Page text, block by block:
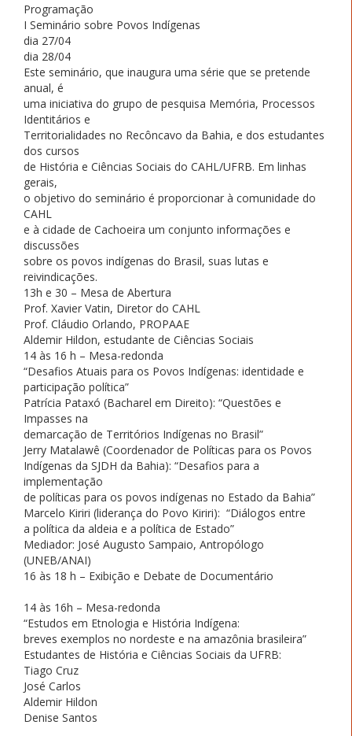
Programação
I Seminário sobre Povos Indígenas
dia 27/04
dia 28/04
Este seminário, que inaugura uma série que se pretende
anual, é
uma iniciativa do grupo de pesquisa Memória, Processos
Identitários e
Territorialidades no Recôncavo da Bahia, e dos estudantes
dos cursos
de História e Ciências Sociais do CAHL/UFRB. Em linhas
gerais,
o objetivo do seminário é proporcionar à comunidade do
CAHL
e à cidade de Cachoeira um conjunto informações e
discussões
sobre os povos indígenas do Brasil, suas lutas e
reivindicações.
13h e 30 – Mesa de Abertura
Prof. Xavier Vatin, Diretor do CAHL
Prof. Cláudio Orlando, PROPAAE
Aldemir Hildon, estudante de Ciências Sociais
14 às 16 h – Mesa-redonda
“Desafios Atuais para os Povos Indígenas: identidade e
participação política”
Patrícia Pataxó (Bacharel em Direito): “Questões e
Impasses na
demarcação de Territórios Indígenas no Brasil”
Jerry Matalawê (Coordenador de Políticas para os Povos
Indígenas da SJDH da Bahia): “Desafios para a
implementação
de políticas para os povos indígenas no Estado da Bahia”
Marcelo Kiriri (liderança do Povo Kiriri): “Diálogos entre
a política da aldeia e a política de Estado”
Mediador: José Augusto Sampaio, Antropólogo
(UNEB/ANAI)
16 às 18 h – Exibição e Debate de Documentário
14 às 16h – Mesa-redonda
“Estudos em Etnologia e História Indígena:
breves exemplos no nordeste e na amazônia brasileira”
Estudantes de História e Ciências Sociais da UFRB:
Tiago Cruz
José Carlos
Aldemir Hildon
Denise Santos